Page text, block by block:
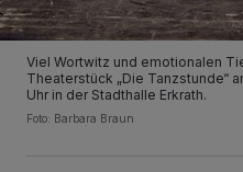
Viel Wortwitz und emotionalen
Theaterstück „Die Tanzstunde“
Uhr in der Stadthalle Erkrath.
Foto: Barbara Braun